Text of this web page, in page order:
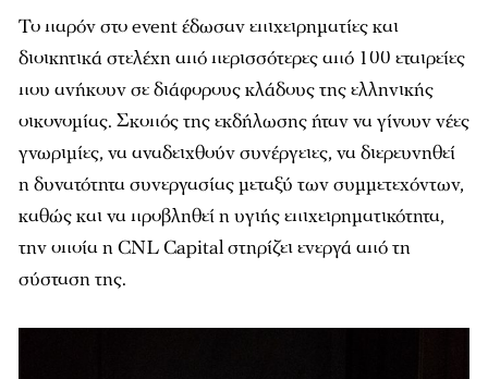
Το παρόν στο event έδωσαν επιχειρηματίες και
διοικητικά στελέχη από περισσότερες από 100 εταιρείες
που ανήκουν σε διάφορους κλάδους της ελληνικής
οικονομίας. Σκοπός της εκδήλωσης ήταν να γίνουν νέες
γνωριμίες, να αναδειχθούν συνέργειες, να διερευνηθεί
η δυνατότητα συνεργασίας μεταξύ των συμμετεχόντων,
καθώς και να προβληθεί η υγιής επιχειρηματικότητα,
την οποία η CNL Capital στηρίζει ενεργά από τη
σύσταση της.